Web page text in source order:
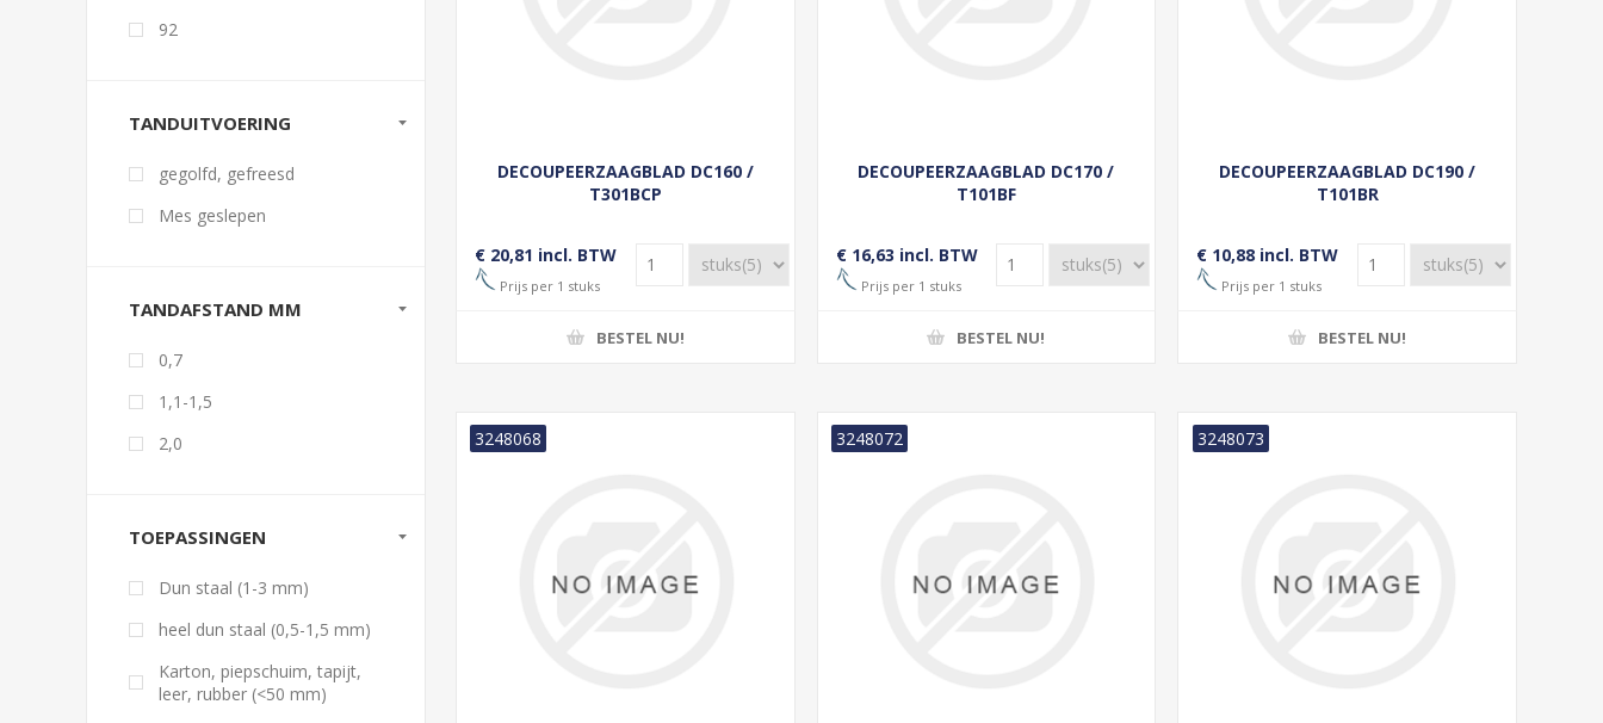
DECOUPEERZAAGBLAD DC160 /
T301BCP
€ 20,81 incl. BTW
Prijs per 1 stuks
BESTEL NU!
DECOUPEERZAAGBLAD DC170 /
T101BF
€ 16,63 incl. BTW
Prijs per 1 stuks
BESTEL NU!
DECOUPEERZAAGBLAD DC190 /
T101BR
€ 10,88 incl. BTW
Prijs per 1 stuks
BESTEL NU!
3248068 3248072 3248073
92
TANDUITVOERING
gegolfd, gefreesd
Mes geslepen
TANDAFSTAND MM
0,7
1,1-1,5
2,0
TOEPASSINGEN
Dun staal (1-3 mm)
heel dun staal (0,5-1,5 mm)
Karton, piepschuim, tapijt,
leer, rubber (<50 mm)